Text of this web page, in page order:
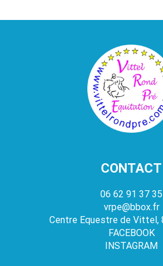
CONTACT
06 62 91 37 35
vrpe@bbox.fr
Centre Equestre de Vittel,
FACEBOOK
INSTAGRAM